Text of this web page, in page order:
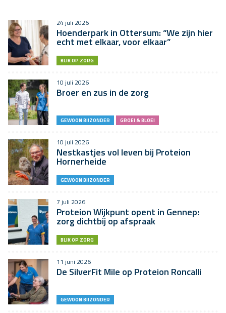
24 juli 2026
Hoenderpark in Ottersum: “We zijn hier
echt met elkaar, voor elkaar”
BLIK OP ZORG
10 juli 2026
Broer en zus in de zorg
GEWOON BIJZONDER GROEI & BLOEI
10 juli 2026
Nestkastjes vol leven bij Proteion
Hornerheide
GEWOON BIJZONDER
7 juli 2026
Proteion Wijkpunt opent in Gennep:
zorg dichtbij op afspraak
BLIK OP ZORG
11 juni 2026
De SilverFit Mile op Proteion Roncalli
GEWOON BIJZONDER